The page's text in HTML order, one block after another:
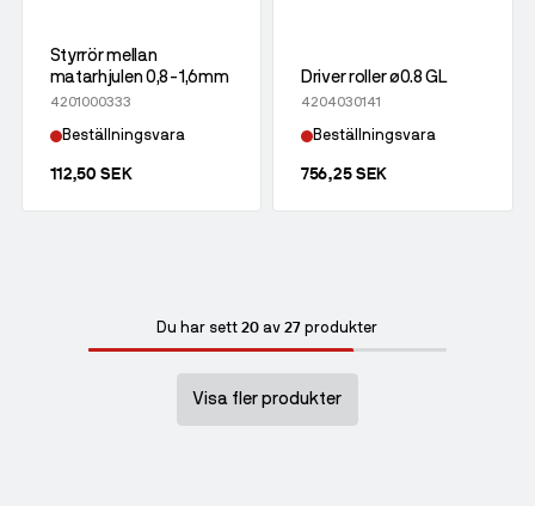
Styrrör mellan
matarhjulen 0,8-1,6mm
4201000333
Beställningsvara
112,50 SEK
Driver roller ø0.8 GL
4204030141
Beställningsvara
756,25 SEK
Du har sett 20 av 27 produkter
Visa fler produkter